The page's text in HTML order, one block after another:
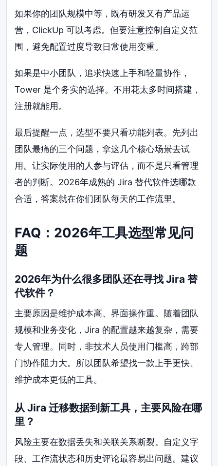
如果你的团队规模中等，既有研发又有产品运
营，ClickUp 可以考虑。但要注意控制自定义范
围，避免配置过度导致日常使用变重。
如果是中小团队，追求快速上手和轻量协作，
Tower 是个务实的选择。不用花太多时间搭建，
注册就能用。
最后提醒一点，选型不要只看功能列表。先列出
团队最痛的三个问题，拿这几个核心场景去试
用。让实际使用的人参与评估，而不是只看管理
者的判断。2026年成熟的 Jira 替代软件选哪款
合适，答案就在你们团队每天的工作流里。
FAQ：2026年工具选型常见问
题
2026年为什么很多团队还在寻找 Jira 替
代软件？
主要原因是维护成本高、界面操作重。随着团队
规模和业务变化，Jira 的配置越来越复杂，需要
专人管理。同时，非技术人员使用门槛高，跨部
门协作阻力大。所以团队希望找一款上手更快、
维护成本更低的工具。
从 Jira 迁移数据到新工具，主要风险在哪
里？
风险主要在数据丢失和关联关系断裂。自定义字
段、工作流状态和历史评论最容易出问题。建议